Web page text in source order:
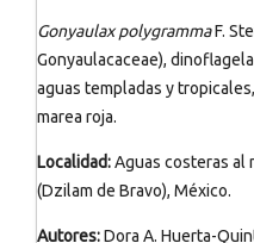
Gonyaulax polygrammaF.
Gonyaulacaceae),
aguas templadas y
marea roja.
Localidad:Aguas costeras al
(Dzilam de Bravo), México.
Autores:Dora A. Huerta-